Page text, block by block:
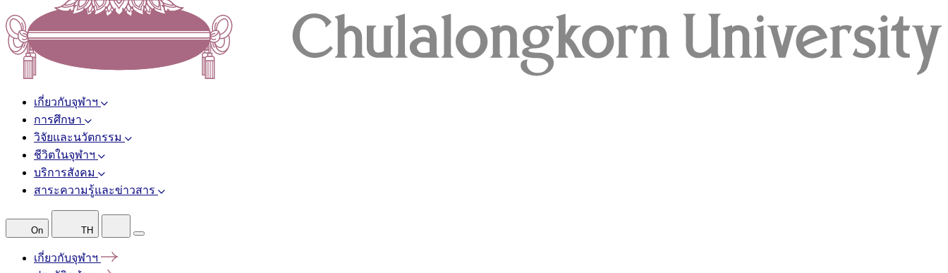
เกี่ยวกับจุฬาฯ
การศึกษา
วิจัยและนวัตกรรม
ชีวิตในจุฬาฯ
บริการสังคม
สาระความรู้และข่าวสาร
On TH
เกี่ยวกับจุฬาฯ